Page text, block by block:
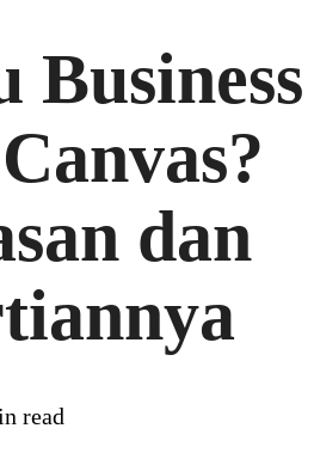
Business
dan
read